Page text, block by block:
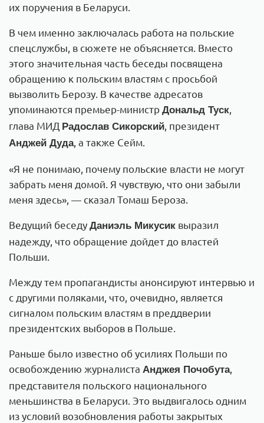
их поручения в Беларуси.
В чем именно заключалась работа на польские
спецслужбы, в сюжете не объясняется. Вместо
этого значительная часть беседы посвящена
обращению к польским властям с просьбой
вызволить Берозу. В качестве адресатов
упоминаются премьер-министр Дональд Туск,
глава МИД Радослав Сикорский, президент
Анджей Дуда, а также Сейм.
«Я не понимаю, почему польские власти не могут
забрать меня домой. Я чувствую, что они забыли
меня здесь», — сказал Томаш Бероза.
Ведущий беседу Даниэль Микусик выразил
надежду, что обращение дойдет до властей
Польши.
Между тем пропагандисты анонсируют интервью и
с другими поляками, что, очевидно, является
сигналом польским властям в преддверии
президентских выборов в Польше.
Раньше было известно об усилиях Польши по
освобождению журналиста Анджея Почобута,
представителя польского национального
меньшинства в Беларуси. Это выдвигалось одним
из условий возобновления работы закрытых